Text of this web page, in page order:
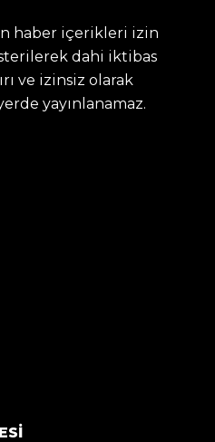
haber içerikleri izin
dahi iktibas
ve izinsiz olarak
yayınlanamaz.